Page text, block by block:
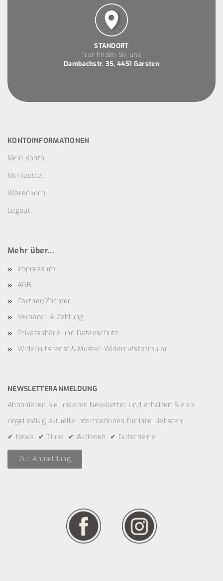
STANDORT
hier finden Sie uns
Dambachstr. 35, 4451 Garsten
KONTOINFORMATIONEN
Mein Konto
Merkzettel
Warenkorb
Logout
Mehr über...
Impressum
AGB
Partner/Züchter
Versand- & Zahlung
Privatsphäre und Datenschutz
Widerrufsrecht & Muster-Widerrufsformular
NEWSLETTERANMELDUNG
Abbonieren Sie unseren Newsletter und erhalten Sie so
regelmäßig aktuelle Informationen für Ihre Liebsten.
✔ News ✔ Tipps ✔ Aktionen ✔ Gutscheine
Zur Anmeldung